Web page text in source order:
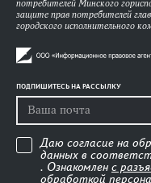
потребителей Минского
защите прав потребителей
городского исполнительного
ПОДПИШИТЕСЬ НА РАССЫЛКУ
Даю согласие на
данных в
. Ознакомлен с
обработкой